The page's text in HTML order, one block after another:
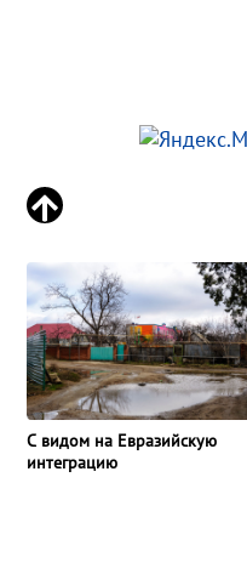
С видом на Евразийскую
интеграцию